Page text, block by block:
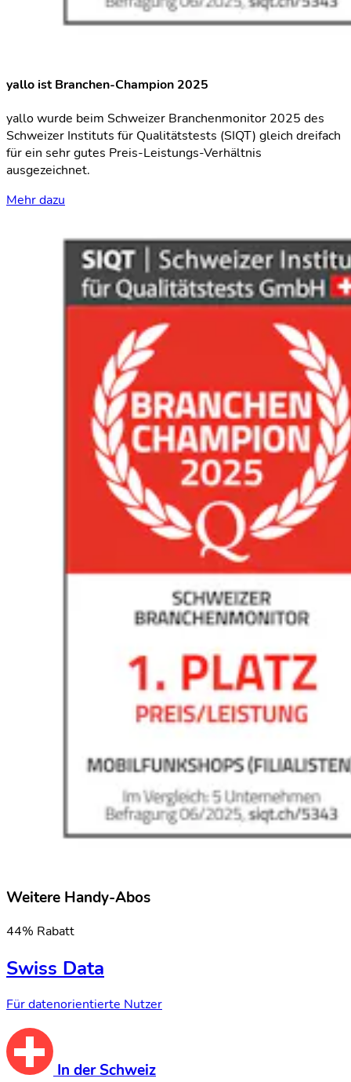
yallo ist Branchen-Champion 2025
yallo wurde beim Schweizer Branchenmonitor 2025 des
Schweizer Instituts für Qualitätstests (SIQT) gleich dreifach
für ein sehr gutes Preis-Leistungs-Verhältnis
ausgezeichnet.
Mehr dazu
Weitere Handy-Abos
44% Rabatt
Swiss Data
Für datenorientierte Nutzer
In der Schweiz